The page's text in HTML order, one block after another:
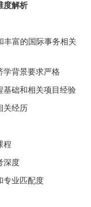
度解析
富的国际事务相关
背景要求严格
础和相关项目经验
经历
程
深度
业匹配度